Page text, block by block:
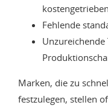
Fehlende
Unzureichende
Marken, die zu
festzulegen, stellen